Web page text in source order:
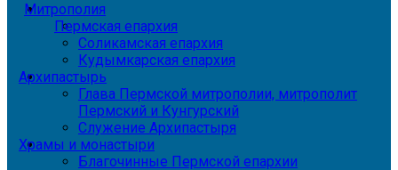
Митрополия
Пермская епархия
Соликамская епархия
Кудымкарская епархия
Архипастырь
Глава Пермской митрополии, митрополит
Пермский и Кунгурский
Служение Архипастыря
Храмы и монастыри
Благочинные Пермской епархии